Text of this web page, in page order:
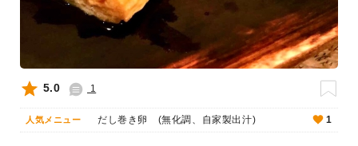
5.0 1
人気メニュー だし巻き卵 (無化調、自家製出汁) 1